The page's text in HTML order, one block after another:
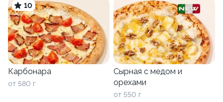
10
Карбонара
от 580 г
Сырная с медом и
орехами
от 550 г